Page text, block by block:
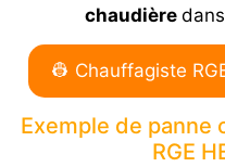
chaudière
👷 Chauffagiste
Exemple de
RGE